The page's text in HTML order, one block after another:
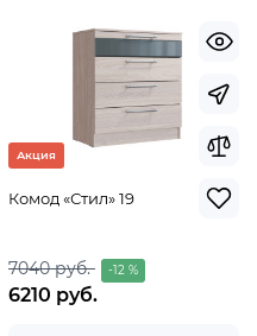
Акция
Комод «Стил» 19
7040 руб. -12 %
6210 руб.